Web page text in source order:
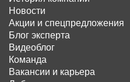
Новости
Акции и спецпредложения
Блог эксперта
Видеоблог
Команда
Вакансии и карьера